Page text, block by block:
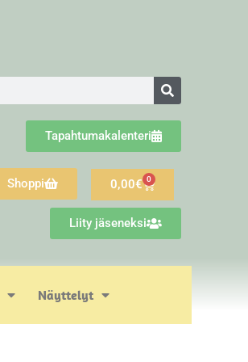
Tapahtumakalenteri
Shoppi 0,00€ 0
Liity jäseneksi
Näyttelyt